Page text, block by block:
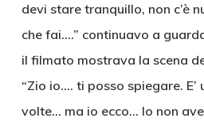
devi stare tranquillo, non c’è
che fai….” continuavo a
il filmato mostrava la scena
“Zio io…. ti posso spiegare. E’
volte… ma io ecco… Io non